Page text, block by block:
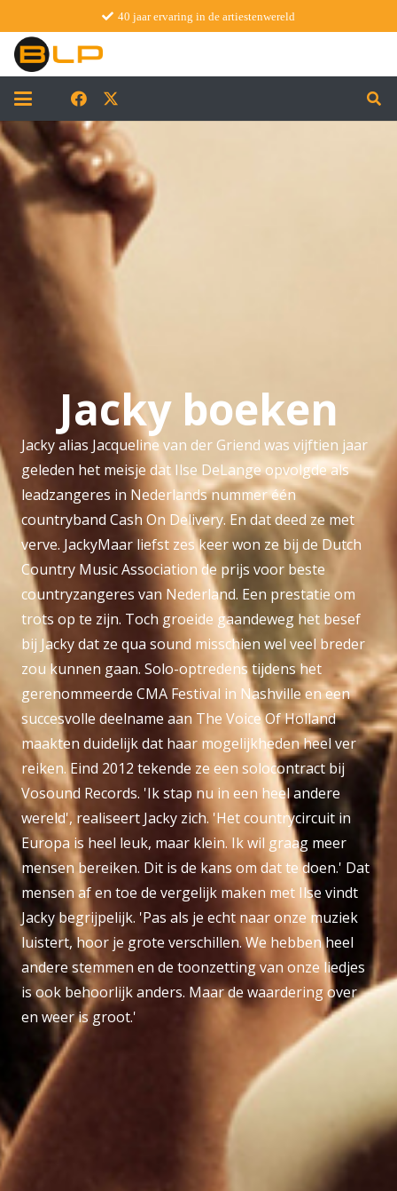
40 jaar ervaring in de artiestenwereld
Jacky boeken
Jacky alias Jacqueline van der Griend was vijftien jaar
geleden het meisje dat Ilse DeLange opvolgde als
leadzangeres in Nederlands nummer één
countryband Cash On Delivery. En dat deed ze met
verve. JackyMaar liefst zes keer won ze bij de Dutch
Country Music Association de prijs voor beste
countryzangeres van Nederland. Een prestatie om
trots op te zijn. Toch groeide gaandeweg het besef
bij Jacky dat ze qua sound misschien wel veel breder
zou kunnen gaan. Solo-optredens tijdens het
gerenommeerde CMA Festival in Nashville en een
succesvolle deelname aan The Voice Of Holland
maakten duidelijk dat haar mogelijkheden heel ver
reiken. Eind 2012 tekende ze een solocontract bij
Vosound Records. 'Ik stap nu in een heel andere
wereld', realiseert Jacky zich. 'Het countrycircuit in
Europa is heel leuk, maar klein. Ik wil graag meer
mensen bereiken. Dit is de kans om dat te doen.' Dat
mensen af en toe de vergelijk maken met Ilse vindt
Jacky begrijpelijk. 'Pas als je echt naar onze muziek
luistert, hoor je grote verschillen. We hebben heel
andere stemmen en de toonzetting van onze liedjes
is ook behoorlijk anders. Maar de waardering over
en weer is groot.'